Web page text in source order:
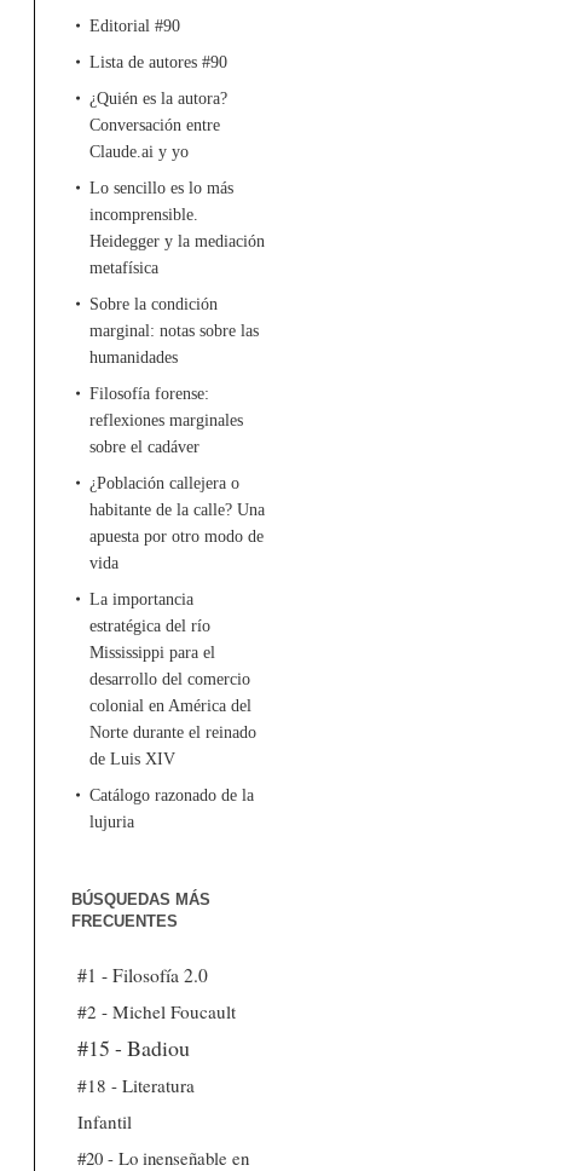
Editorial #90
Lista de autores #90
¿Quién es la autora?
Conversación entre
Claude.ai y yo
Lo sencillo es lo más
incomprensible.
Heidegger y la mediación
metafísica
Sobre la condición
marginal: notas sobre las
humanidades
Filosofía forense:
reflexiones marginales
sobre el cadáver
¿Población callejera o
habitante de la calle? Una
apuesta por otro modo de
vida
La importancia
estratégica del río
Mississippi para el
desarrollo del comercio
colonial en América del
Norte durante el reinado
de Luis XIV
Catálogo razonado de la
lujuria
BÚSQUEDAS MÁS
FRECUENTES
#1 - Filosofía 2.0
#2 - Michel Foucault
#15 - Badiou
#18 - Literatura
Infantil
#20 - Lo inenseñable en